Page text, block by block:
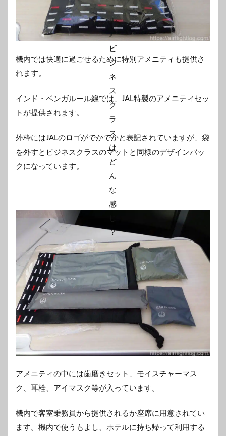
機内では快適に過ごせるために特別アメニティも提供さ
れます。
インド・ベンガルール線では、JAL特製のアメニティセッ
トが提供されます。
外枠にはJALのロゴがでかでかと表記されていますが、袋
を外すとビジネスクラスのマットと同様のデザインバッ
クになっています。
アメニティの中には歯磨きセット、モイスチャーマス
ク、耳栓、アイマスク等が入っています。
機内で客室乗務員から提供されるか座席に用意されてい
ます。機内で使うもよし、ホテルに持ち帰って利用する